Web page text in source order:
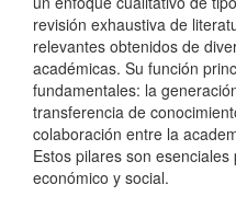
revisión exhaustiva de
relevantes obtenidos de
académicas. Su función
fundamentales: la
transferencia de
colaboración entre la
Estos pilares son
económico y social.